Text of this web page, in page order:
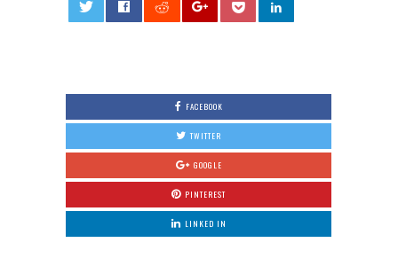
FACEBOOK
TWITTER
GOOGLE
PINTEREST
LINKED IN